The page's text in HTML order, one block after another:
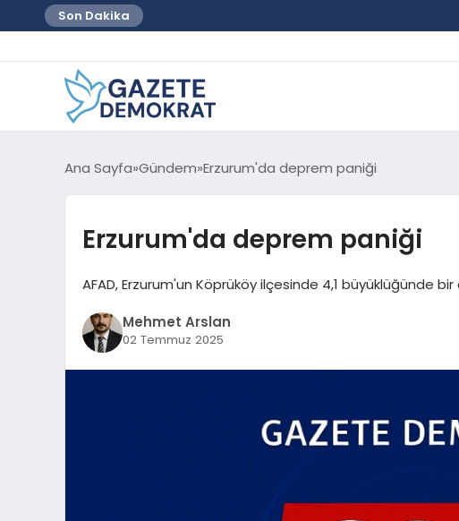
Son Dakika
Ana Sayfa Gündem Erzurum'da deprem paniği
Erzurum'da deprem paniği
AFAD, Erzurum'un Köprüköy ilçesinde 4,1 büyüklüğünde
Mehmet Arslan
02 Temmuz 2025